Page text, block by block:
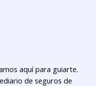
aquí para guiarte.
de seguros de